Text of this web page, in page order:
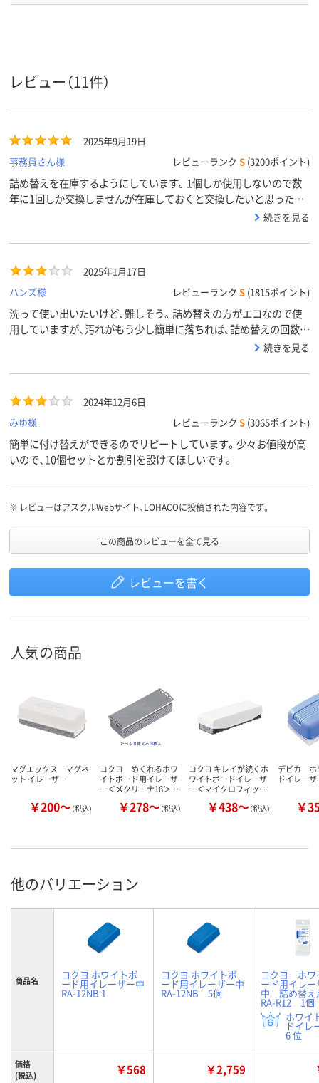
レビュー（11件）
2025年9月19日
事務員さん様
レビューランク S (3200ポイント)
詰め替えを在庫するようにしています。1個しか使用しないので数
年に1回しか交換しませんが在庫しておくと交換したいと思ったと
きにすぐできるので常備しています。特に別商品を検討したことも
続きを見る
2025年1月17日
ハンズ様
レビューランク S (1815ポイント)
洗って使い出いたいけど、難しそう。詰め替えの方がエコなので使
用していますが、汚れがもう少し簡単に落ちれば、詰め替えの回数も
続きを見る
2024年12月6日
みゆ様
レビューランク S (3065ポイント)
簡単に付け替えができるのでリピートしています。少々お値段が高
いので、10個セットとか割引を設けてほしいです。
※ レビューはアスクルWebサイト、LOHACOに投稿された内容です。
この商品のレビューを全て見る
レビューを書く
人気の商品
マグエックス マグネ
ット イレーザー
￥200～（税込）
コクヨ めくれるホワ
イトボード用イレーザ
ー＜メクリーナ16＞…
￥278～（税込）
コクヨ キレイが続くホ
ワイトボードイレーザ
ー＜マイクロフィッ…
￥438～（税込）
デビカ ホ
ドイレーザ
￥
他のバリエーション
商品名 コクヨ ホワイトボ
ード用イレーザー中
RA-12NB 1
コクヨ ホワイトボ
ード用イレーザー中
RA-12NB 5個
コクヨ ホワ
ード用イレ
中 詰め替
RA-R12 1個
ホワイ
ドイレ
6 位
価格
(税込)
￥568 ￥2,759